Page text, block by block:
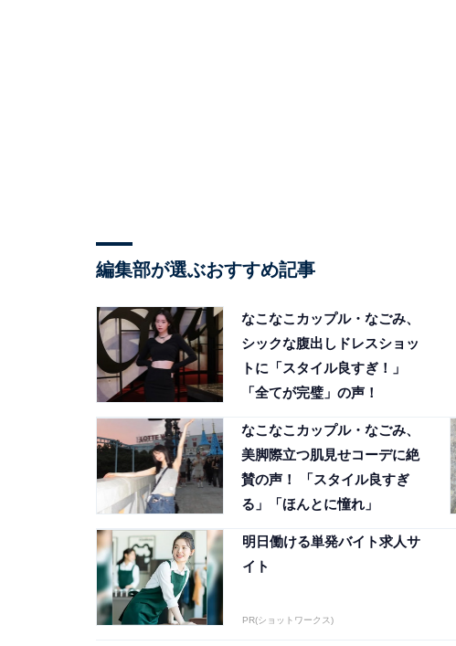
編集部が選ぶおすすめ記事
なこなこカップル・なごみ、
シックな腹出しドレスショッ
トに「スタイル良すぎ！」
「全てが完璧」の声！
なこなこカップル・なごみ、
美脚際立つ肌見せコーデに絶
賛の声！ 「スタイル良すぎ
る」「ほんとに憧れ」
明日働ける単発バイト求人サ
イト
PR(ショットワークス)